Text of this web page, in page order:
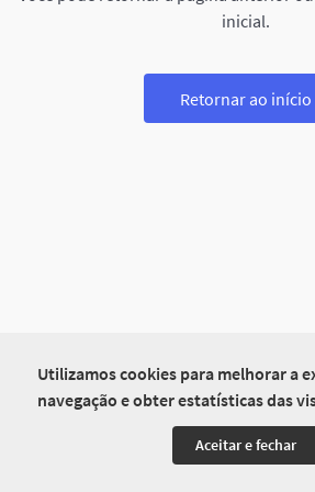
Utilizamos cookies para melhorar a
navegação e obter estatísticas das
Aceitar e fechar
inicial.
Retornar ao início